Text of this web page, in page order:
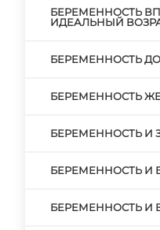
БЕРЕМЕННОСТЬ
ИДЕАЛЬНЫЙ
БЕРЕМЕННОСТЬ
БЕРЕМЕННОСТЬ
БЕРЕМЕННОСТЬ И
БЕРЕМЕННОСТЬ И
БЕРЕМЕННОСТЬ И